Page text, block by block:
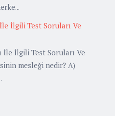
İlgili Test Soruları Ve
İle İlgili Test Soruları Ve
mesleği nedir? A)